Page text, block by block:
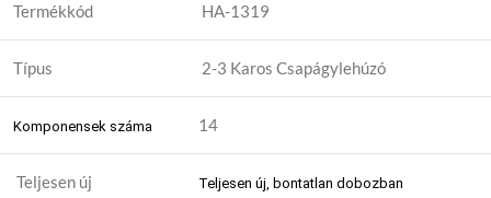
Termékkód HA-1319
Típus 2-3 Karos Csapágylehúzó
Komponensek száma 14
Teljesen új Teljesen új, bontatlan dobozban